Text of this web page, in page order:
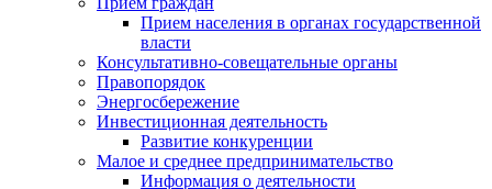
Прием населения в органах государственной
власти
Консультативно-совещательные органы
Правопорядок
Энергосбережение
Инвестиционная деятельность
Развитие конкуренции
Малое и среднее предпринимательство
Информация о деятельности